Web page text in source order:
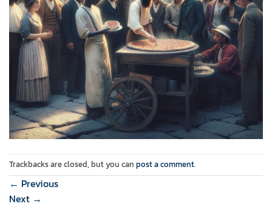
Trackbacks are closed, but you can post a comment.
← Previous
Next →